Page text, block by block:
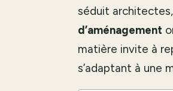
séduit
d’aménagement
matière invite à
s’adaptant à une